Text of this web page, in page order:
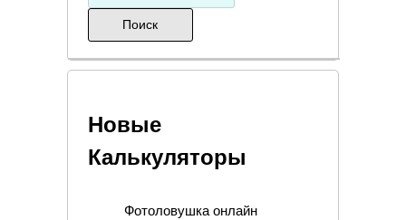
Новые
Калькуляторы
Фотоловушка онлайн